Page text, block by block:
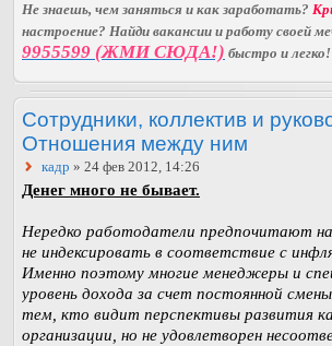
Не знаешь, чем заняться и как заработать?
настроение? Найди вакансии и работу своей
9955599 (ЖМИ СЮДА!) быстро и легко!
Сотрудники, коллектив и
Отношения между ним
кадр » 24 фев 2012, 14:26
Денег много не бывает.
Нередко работодатели предпочитают
не индексировать в соответствие с
Именно поэтому многие менеджеры и
уровень дохода за счет постоянной
тем, кто видит перспективы развития
организации, но не удовлетворен